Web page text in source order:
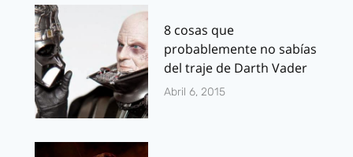
8 cosas que
probablemente no sabías
del traje de Darth Vader
Abril 6, 2015